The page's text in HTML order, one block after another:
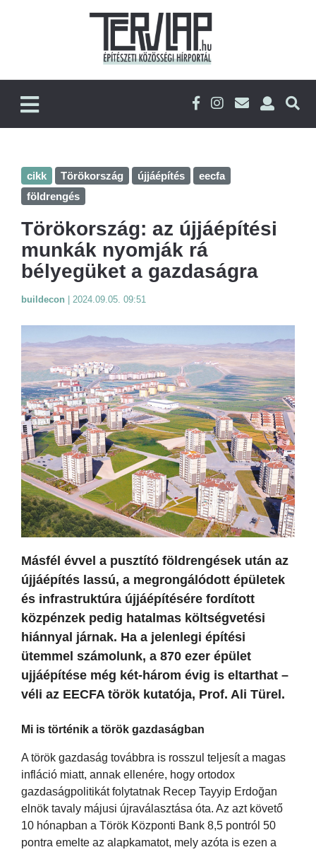
cikk Törökország újjáépítés
eecfa
földrengés
Törökország: az újjáépítési
munkák nyomják rá
bélyegüket a gazdaságra
buildecon 2024.09.05. 09:51
Másfél évvel a pusztító földrengések után az
újjáépítés lassú, a megrongálódott épületek
és infrastruktúra újjáépítésére fordított
közpénzek pedig hatalmas költségvetési
hiánnyal járnak. Ha a jelenlegi építési
ütemmel számolunk, a 870 ezer épület
ujjáépítése még két-három évig is eltarthat –
véli az EECFA török kutatója, Prof. Ali Türel.
Mi is történik a török gazdaságban
A török gazdaság továbbra is rosszul teljesít a magas
infláció miatt, annak ellenére, hogy ortodox
gazdaságpolitikát folytatnak Recep Tayyip Erdoğan
elnök tavaly májusi újraválasztása óta. Az azt követő
10 hónapban a Török Központi Bank 8,5 pontról 50
pontra emelte az alapkamatot, mely azóta is ezen a